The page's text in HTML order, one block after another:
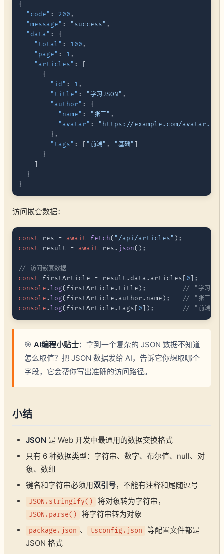
{
"code" : 200 ,
"message" : "success" ,
"data" :
{
"total" : 100 ,
"page" : 1 ,
"articles" :
{
"id" : 1 ,
"title" : "学习JSON" ,
"author" :
{
"name" : "张三" ,
"avatar" :
"https://example.com/
} ,
"tags" : "前端" , "基础"
}
}
}
访问嵌套数据：
const res = await fetch( "/api/articles"
const result = await res. json();
// 访问嵌套数据
const firstArticle = result.data . articles 0
console . log(firstArticle. title );
// "学习
console . log(firstArticle. author . name );
// "张三"
console . log(firstArticle. tags 0 ]); // "前端"
🎯 AI编程小贴士：拿到一个复杂的 JSON 数据不知道
怎么取值？把 JSON 数据发给 AI，告诉它你想取哪个
字段，它会帮你写出准确的访问路径。
小结
JSON 是 Web 开发中最通用的数据交换格式
只有 6 种数据类型：字符串、数字、布尔值、null、对
象、数组
键名和字符串必须用双引号，不能有注释和尾随逗号
JSON.stringify() 将对象转为字符串，
JSON.parse() 将字符串转为对象
package.json 、 tsconfig.json
等配置文件都是
JSON 格式